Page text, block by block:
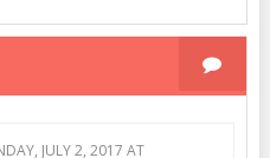
JULY 2, 2017 AT